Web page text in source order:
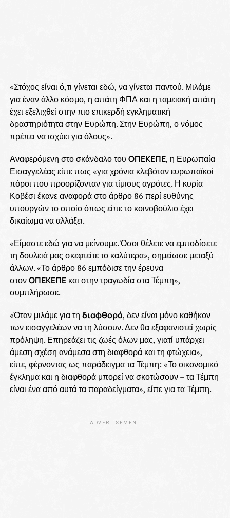
«Στόχος είναι ό,τι γίνεται εδώ, να γίνεται παντού. Μιλάμε
για έναν άλλο κόσμο, η απάτη ΦΠΑ και η ταμειακή απάτη
έχει εξελιχθεί στην πιο επικερδή εγκληματική
δραστηριότητα στην Ευρώπη. Στην Ευρώπη, ο νόμος
πρέπει να ισχύει για όλους».
Αναφερόμενη στο σκάνδαλο του ΟΠΕΚΕΠΕ, η Ευρωπαία
Εισαγγελέας είπε πως «για χρόνια κλεβόταν ευρωπαϊκοί
πόροι που προορίζονταν για τίμιους αγρότες. Η κυρία
Κοβέσι έκανε αναφορά στο άρθρο 86 περί ευθύνης
υπουργών το οποίο όπως είπε το κοινοβούλιο έχει
δικαίωμα να αλλάξει.
«Είμαστε εδώ για να μείνουμε. Όσοι θέλετε να εμποδίσετε
τη δουλειά μας σκεφτείτε το καλύτερα», σημείωσε μεταξύ
άλλων. «Το άρθρο 86 εμπόδισε την έρευνα
στονΟΠΕΚΕΠΕκαι στην τραγωδία στα Τέμπη»,
συμπλήρωσε.
«Όταν μιλάμε για τη διαφθορά, δεν είναι μόνο καθήκον
των εισαγγελέων να τη λύσουν. Δεν θα εξαφανιστεί χωρίς
πρόληψη. Επηρεάζει τις ζωές όλων μας, γιατί υπάρχει
άμεση σχέση ανάμεσα στη διαφθορά και τη φτώχεια»,
είπε, φέρνοντας ως παράδειγμα τα Τέμπη: «Το οικονομικό
έγκλημα και η διαφθορά μπορεί να σκοτώσουν – τα Τέμπη
είναι ένα από αυτά τα παραδείγματα», είπε για τα Τέμπη.
ADVERTISEMENT